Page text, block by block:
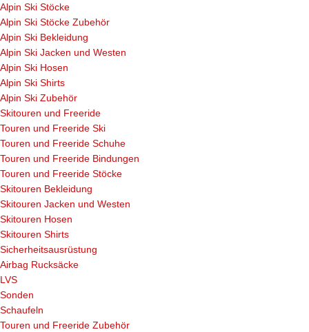
Alpin Ski Stöcke
Alpin Ski Stöcke Zubehör
Alpin Ski Bekleidung
Alpin Ski Jacken und Westen
Alpin Ski Hosen
Alpin Ski Shirts
Alpin Ski Zubehör
Skitouren und Freeride
Touren und Freeride Ski
Touren und Freeride Schuhe
Touren und Freeride Bindungen
Touren und Freeride Stöcke
Skitouren Bekleidung
Skitouren Jacken und Westen
Skitouren Hosen
Skitouren Shirts
Sicherheitsausrüstung
Airbag Rucksäcke
LVS
Sonden
Schaufeln
Touren und Freeride Zubehör